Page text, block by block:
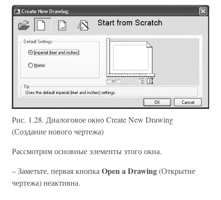
Рис. 1.28. Диалоговое окно Create New Drawing
(Создание нового чертежа)
Рассмотрим основные элементы этого окна.
– Заметьте, первая кнопка Open a Drawing(Открытие
чертежа) неактивна.